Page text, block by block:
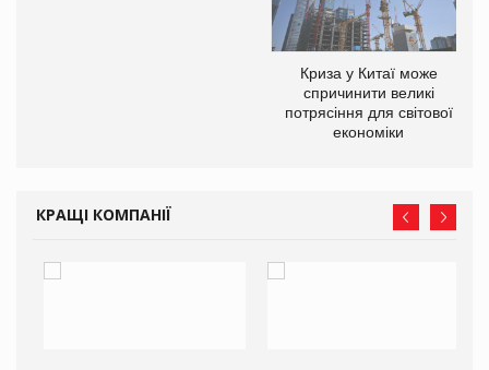
Криза у Китаї може
спричинити великі
потрясіння для світової
економіки
КРАЩІ КОМПАНІЇ